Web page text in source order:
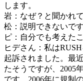
します。
岩：なぜ？と聞かれ
松：説明できないです
ピ：自分でも考えた
ヒデさん：私は
起訴されました。最
たそうですが、2005